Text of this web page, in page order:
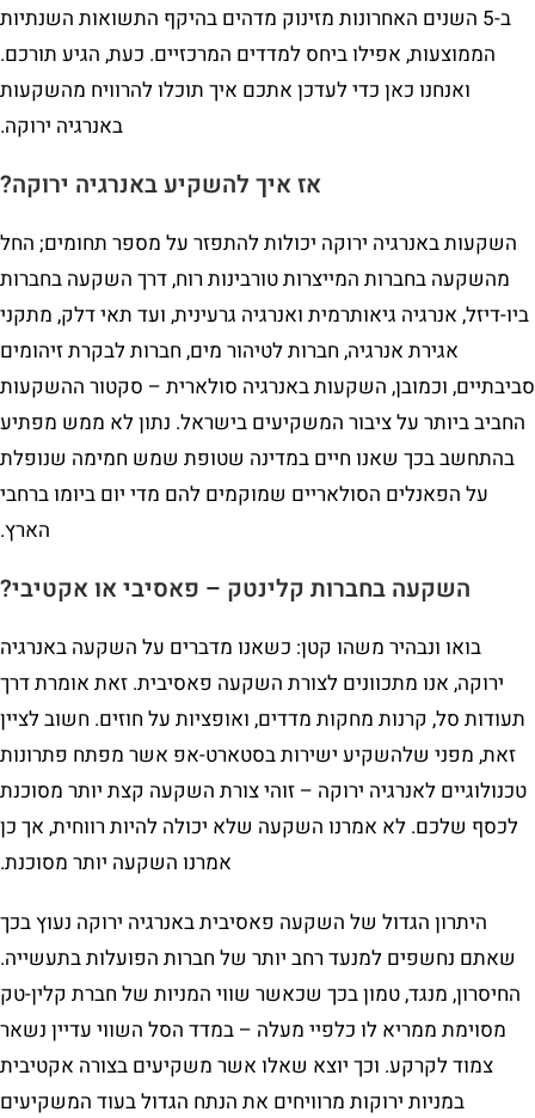
ב-5 השנים האחרונות מזינוק מדהים בהיקף התשואות השנתיות
הממוצעות, אפילו ביחס למדדים המרכזיים. כעת, הגיע תורכם.
ואנחנו כאן כדי לעדכן אתכם איך תוכלו להרוויח מהשקעות
באנרגיה ירוקה.
אז איך להשקיע באנרגיה ירוקה?
השקעות באנרגיה ירוקה יכולות להתפזר על מספר תחומים; החל
מהשקעה בחברות המייצרות טורבינות רוח, דרך השקעה בחברות
ביו-דיזל, אנרגיה גיאותרמית ואנרגיה גרעינית, ועד תאי דלק, מתקני
אגירת אנרגיה, חברות לטיהור מים, חברות לבקרת זיהומים
סביבתיים, וכמובן, השקעות באנרגיה סולארית – סקטור ההשקעות
החביב ביותר על ציבור המשקיעים בישראל. נתון לא ממש מפתיע
בהתחשב בכך שאנו חיים במדינה שטופת שמש חמימה שנופלת
על הפאנלים הסולאריים שמוקמים להם מדי יום ביומו ברחבי
הארץ.
השקעה בחברות קלינטק – פאסיבי או אקטיבי?
בואו ונבהיר משהו קטן: כשאנו מדברים על השקעה באנרגיה
ירוקה, אנו מתכוונים לצורת השקעה פאסיבית. זאת אומרת דרך
תעודות סל, קרנות מחקות מדדים, ואופציות על חוזים. חשוב לציין
זאת, מפני שלהשקיע ישירות בסטארט-אפ אשר מפתח פתרונות
טכנולוגיים לאנרגיה ירוקה – זוהי צורת השקעה קצת יותר מסוכנת
לכסף שלכם. לא אמרנו השקעה שלא יכולה להיות רווחית, אך כן
אמרנו השקעה יותר מסוכנת.
היתרון הגדול של השקעה פאסיבית באנרגיה ירוקה נעוץ בכך
שאתם נחשפים למנעד רחב יותר של חברות הפועלות בתעשייה.
החיסרון, מנגד, טמון בכך שכאשר שווי המניות של חברת קלין-טק
מסוימת ממריא לו כלפיי מעלה – במדד הסל השווי עדיין נשאר
צמוד לקרקע. וכך יוצא שאלו אשר משקיעים בצורה אקטיבית
במניות ירוקות מרוויחים את הנתח הגדול בעוד המשקיעים